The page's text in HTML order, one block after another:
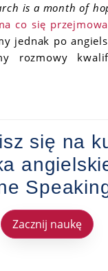
is a month of
co się
jednak po
rozmowy
się na
Zacznij naukę